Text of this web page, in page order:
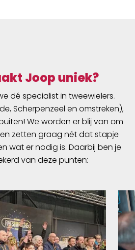
Joop uniek?
dé specialist in tweewielers.
Scherpenzeel en omstreken),
We worden er blij van om
zetten graag nét dat stapje
wat er nodig is. Daarbij ben je
van deze punten: